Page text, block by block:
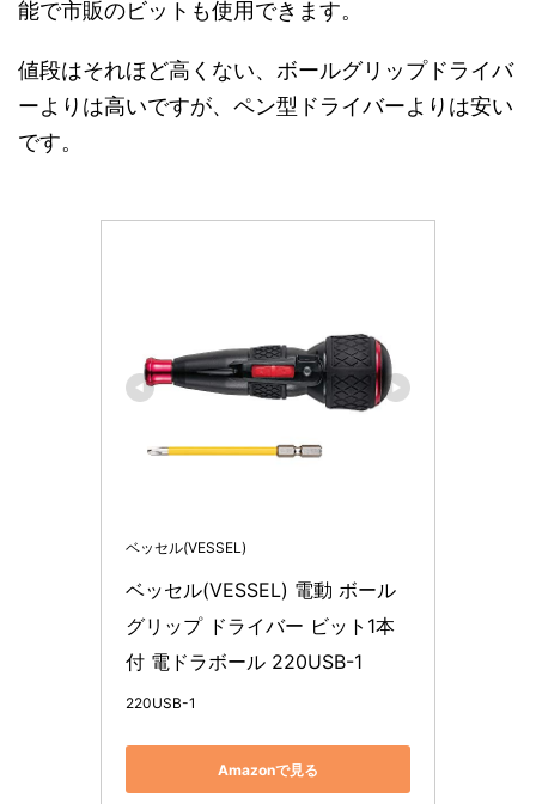
能で市販のビットも使用できます。
値段はそれほど高くない、ボールグリップドライバ
ーよりは高いですが、ペン型ドライバーよりは安い
です。
ベッセル(VESSEL)
ベッセル(VESSEL) 電動 ボール
グリップ ドライバー ビット1本
付 電ドラボール 220USB-1
220USB-1
Amazonで見る